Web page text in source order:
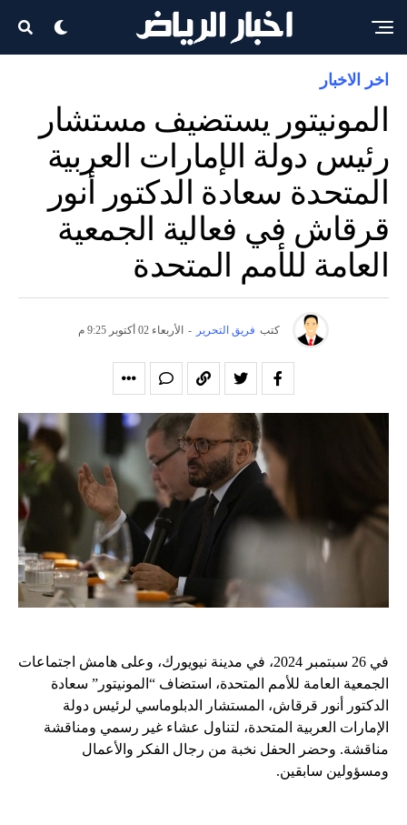
اخر الاخبار
المونيتور يستضيف مستشار
رئيس دولة الإمارات العربية
المتحدة سعادة الدكتور أنور
قرقاش في فعالية الجمعية
العامة للأمم المتحدة
كتب فريق التحرير - الأربعاء 02 أكتوبر 9:25 م
في 26 سبتمبر 2024، في مدينة نيويورك، وعلى هامش اجتماعات
الجمعية العامة للأمم المتحدة، استضاف “المونيتور” سعادة
الدكتور أنور قرقاش، المستشار الدبلوماسي لرئيس دولة
الإمارات العربية المتحدة، لتناول عشاء غير رسمي ومناقشة
مناقشة. وحضر الحفل نخبة من رجال الفكر والأعمال
ومسؤولين سابقين.